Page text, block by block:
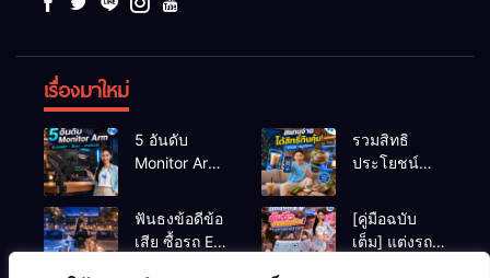
เรื่องมาใหม่
5 อันดับ
Monitor Arm
แข็งแรง รับ
น้ำหนักจอ
โปรไฟล์สีตรง
รวมสิทธิ
ประโยชน์
หมูกระทะ เมื่อ
สแกนจ่ายด้วย
Virtual Bank
ฟันธงข้อดีข้อ
เสีย ซื้อรถ EV
[คู่มือฉบับ
เต็ม] แต่งรถ